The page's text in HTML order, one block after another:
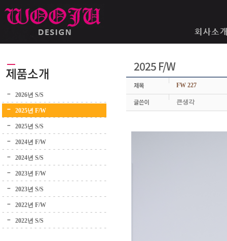
2026년 S/S
2025년 F/W
2025년 S/S
2024년 F/W
2024년 S/S
2023년 F/W
2023년 S/S
2022년 F/W
2022년 S/S
2025 F/W
FW 227
큰생각